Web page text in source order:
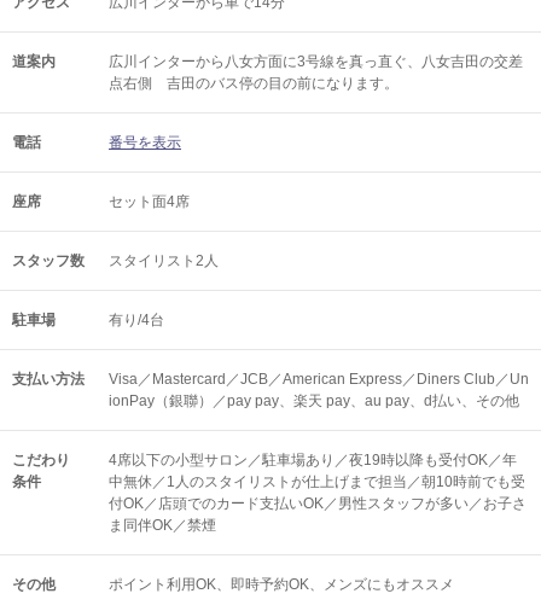
道案内
広川インターから八女方面に3号線を真っ直ぐ、八女吉田の交差
点右側 吉田のバス停の目の前になります。
電話 番号を表示
座席 セット面4席
スタッフ数 スタイリスト2人
駐車場 有り/4台
支払い方法
Visa／Mastercard／JCB／American Express／Diners Club／Un
ionPay（銀聯）／pay pay、楽天 pay、au pay、d払い、その他
こだわり
条件
4席以下の小型サロン／駐車場あり／夜19時以降も受付OK／年
中無休／1人のスタイリストが仕上げまで担当／朝10時前でも受
付OK／店頭でのカード支払いOK／男性スタッフが多い／お子さ
ま同伴OK／禁煙
その他 ポイント利用OK 即時予約OK メンズにもオススメ